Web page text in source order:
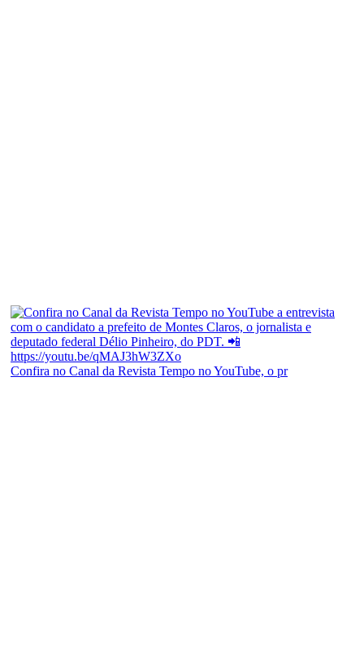
Confira no Canal da Revista Tempo no YouTube, o pr